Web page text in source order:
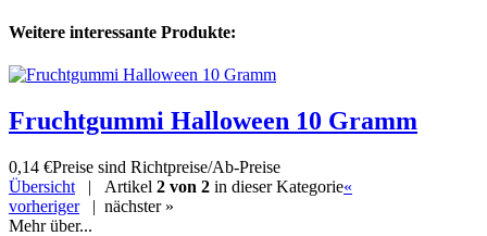
Weitere interessante Produkte:
Fruchtgummi Halloween 10 Gramm
0,14 €Preise sind Richtpreise/Ab-Preise
Übersicht | Artikel 2 von 2 in dieser Kategorie«
vorheriger| nächster »
Mehr über...